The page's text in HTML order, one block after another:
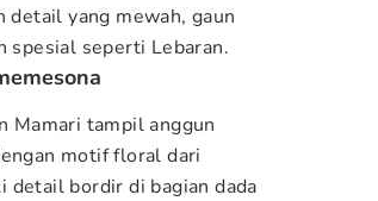
detail yang mewah, gaun
spesial seperti Lebaran.
Mamari tampil anggun
motif floral dari
detail bordir di bagian dada